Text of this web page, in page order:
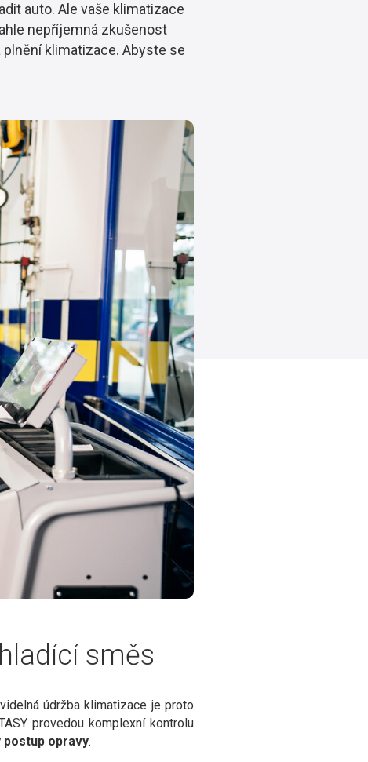
auto. Ale vaše klimatizace
nepříjemná zkušenost
klimatizace. Abyste se
směs
údržba klimatizace je proto
provedou komplexní kontrolu
postup opravy.